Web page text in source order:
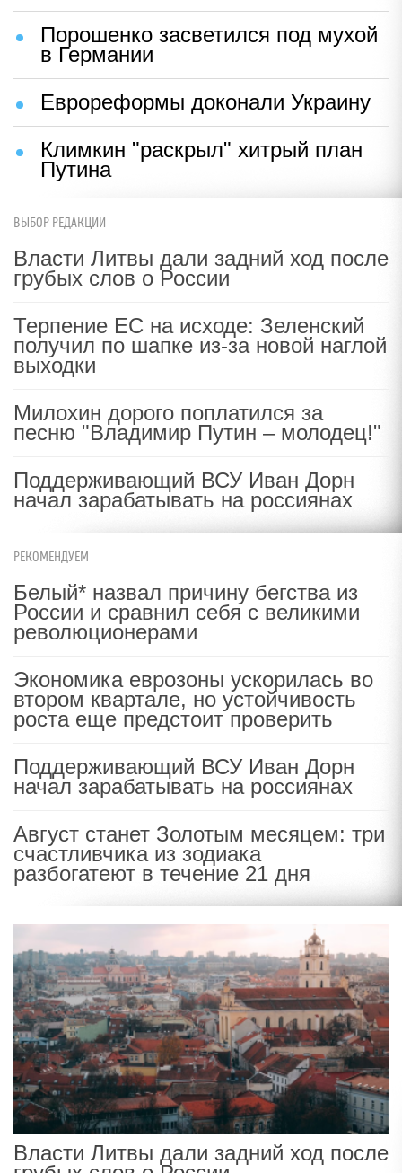
Порошенко засветился под мухой
в Германии
Еврореформы доконали Украину
Климкин "раскрыл" хитрый план
Путина
ВЫБОР РЕДАКЦИИ
Власти Литвы дали задний ход после
грубых слов о России
Терпение ЕС на исходе: Зеленский
получил по шапке из-за новой наглой
выходки
Милохин дорого поплатился за
песню "Владимир Путин – молодец!"
Поддерживающий ВСУ Иван Дорн
начал зарабатывать на россиянах
РЕКОМЕНДУЕМ
Белый* назвал причину бегства из
России и сравнил себя с великими
революционерами
Экономика еврозоны ускорилась во
втором квартале, но устойчивость
роста еще предстоит проверить
Поддерживающий ВСУ Иван Дорн
начал зарабатывать на россиянах
Август станет Золотым месяцем: три
счастливчика из зодиака
разбогатеют в течение 21 дня
Власти Литвы дали задний ход после